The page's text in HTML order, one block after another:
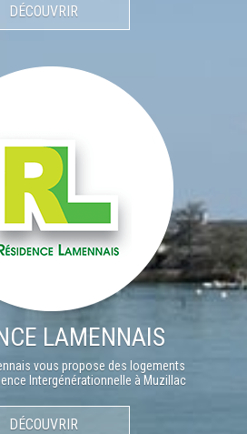
DÉCOUVRIR
LAMENNAIS
vous propose des logements
Intergénérationnelle à Muzillac
DÉCOUVRIR